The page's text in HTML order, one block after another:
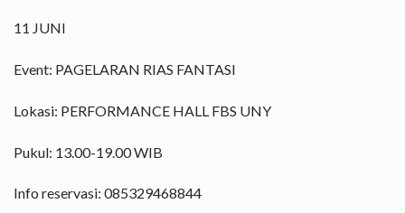
11 JUNI
Event: PAGELARAN RIAS FANTASI
Lokasi: PERFORMANCE HALL FBS UNY
Pukul: 13.00-19.00 WIB
Info reservasi: 085329468844